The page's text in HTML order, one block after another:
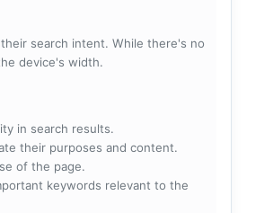
search intent. While there's no
device's width.
in search results.
their purposes and content.
of the page.
keywords relevant to the